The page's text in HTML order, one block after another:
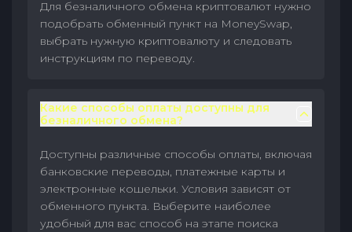
Для безналичного обмена криптовалют нужно
подобрать обменный пункт на MoneySwap,
выбрать нужную криптовалюту и следовать
инструкциям по переводу.
Какие способы оплаты доступны для
безналичного обмена?
Доступны различные способы оплаты, включая
банковские переводы, платежные карты и
электронные кошельки. Условия зависят от
обменного пункта. Выберите наиболее
удобный для вас способ на этапе поиска